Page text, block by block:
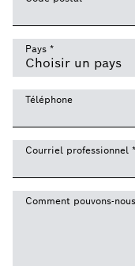
Pays *
Téléphone
Courriel professionnel *
Comment pouvons-